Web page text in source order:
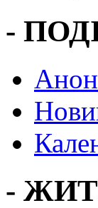
-
-